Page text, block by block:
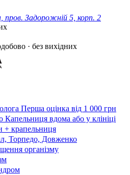
пров. Задорожній 5, корп. 2
· без вихідних
Перша оцінка від 1 000 грн
Капельниця вдома або у клініці
+ крапельниця
Торпедо, Довженко
організму